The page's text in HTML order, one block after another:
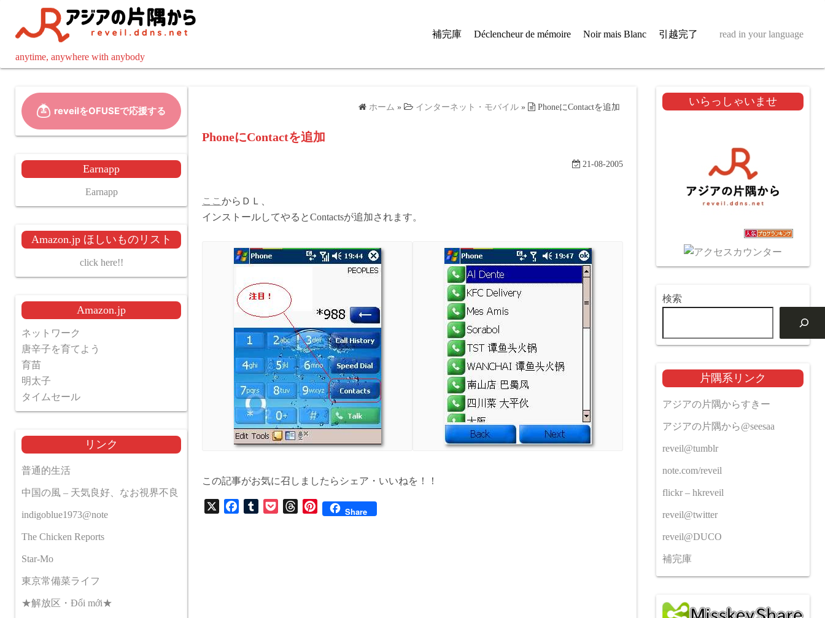
ツ
anytime, anywhere with anybody
補完庫 Déclencheur de mémoire Noir mais Blanc 引越完了 read in your language
ホーム » インターネット・モバイル » PhoneにContactを追加
PhoneにContactを追加
21-08-2005
ここ からＤＬ、
インストールしてやるとContactsが追加されます。
この記事がお気に召しましたらシェア・いいねを！！
X
P
Share
Earnapp
Earnapp
Amazon.jp ほしいものリスト
click here!!
Amazon.jp
ネットワーク
唐辛子を育てよう
育苗
明太子
タイムセール
リンク
普通的生活
中国の風 – 天気良好、なお視界不良
indigoblue1973@note
The Chicken Reports
Star-Mo
東京常備菜ライフ
★解放区・Đổi mới★
いらっしゃいませ
検索
片隅系リンク
アジアの片隅からすきー
アジアの片隅から@seesaa
reveil@tumblr
note.com/reveil
flickr – hkreveil
reveil@twitter
reveil@DUCO
補完庫